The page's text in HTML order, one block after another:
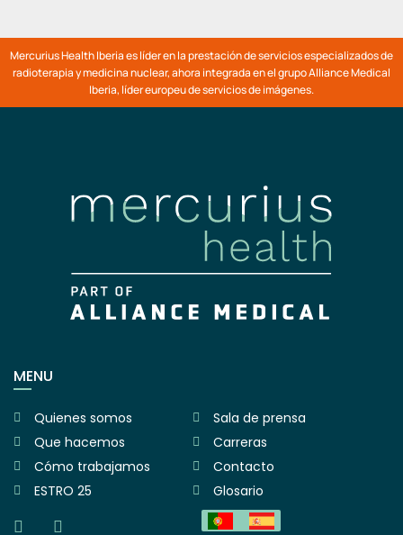
Mercurius Health Iberia es líder en la prestación de servicios especializados de
radioterapia y medicina nuclear, ahora integrada en el grupo Alliance Medical
Iberia, líder europeu de servicios de imágenes.
MENU
Quienes somos
Que hacemos
Cómo trabajamos
ESTRO 25
Sala de prensa
Carreras
Contacto
Glosario